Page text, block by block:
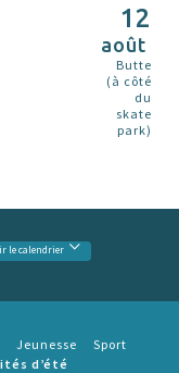
12
août
Butte
(à côté
du
skate
park)
le calendrier
Jeunesse
Sport
d’été